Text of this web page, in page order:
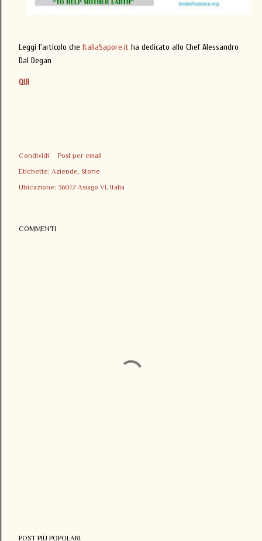
Leggi l'articolo che ItaliaSapore.it ha dedicato allo Chef Alessandro
Dal Degan
QUI
Condividi
Post per email
Etichette: Aziende Storie
Ubicazione: 36012 Asiago VI, Italia
COMMENTI
POST PIÙ POPOLARI